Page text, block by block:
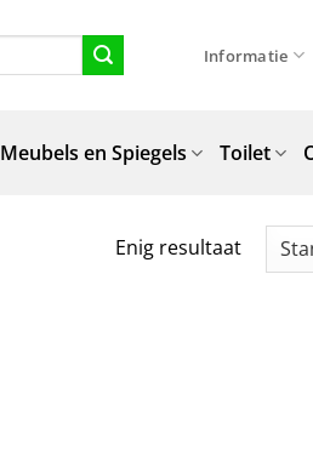
Informatie
Meubels en Spiegels Toilet
Enig resultaat